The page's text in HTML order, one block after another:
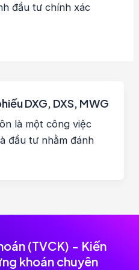
đầu tư chính xác
DXG, DXS, MWG
là một công việc
đầu tư nhằm đánh
(TVCK) - Kiến
khoán chuyên